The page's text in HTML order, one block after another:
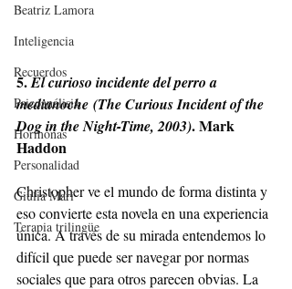
Beatriz Lamora
Inteligencia
Recuerdos
Psicoanálisis
Hormonas
Personalidad
Giulia Mari
Terapia trilingüe
5. El curioso incidente del perro a
medianoche (The Curious Incident of the
Dog in the Night-Time, 2003). Mark
Haddon
Christopher ve el mundo de forma distinta y
eso convierte esta novela en una experiencia
única. A través de su mirada entendemos lo
difícil que puede ser navegar por normas
sociales que para otros parecen obvias. La